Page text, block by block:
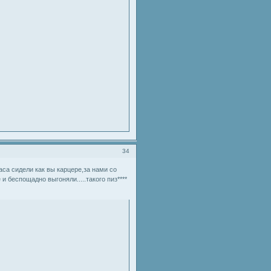
34
сидели как вы карцере,за нами со
беспощадно выгоняли.....такого пиз****